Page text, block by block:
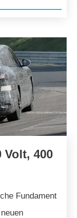
Volt, 400
Fundament